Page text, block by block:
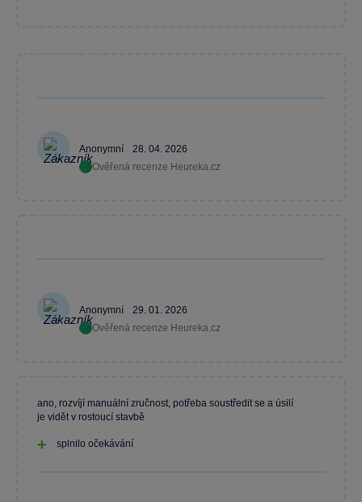
Anonymní
28. 04. 2026
Ověřená recenze Heureka.cz
Anonymní
29. 01. 2026
Ověřená recenze Heureka.cz
ano, rozvíjí manuální zručnost, potřeba soustředit se a úsilí
je vidět v rostoucí stavbě
splnilo očekávání